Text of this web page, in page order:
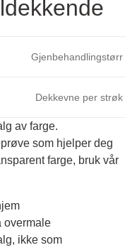
Gjenbehandlingstørr
Dekkevne per strøk
av farge.
som hjelper deg
farge, bruk vår
overmale
ikke som